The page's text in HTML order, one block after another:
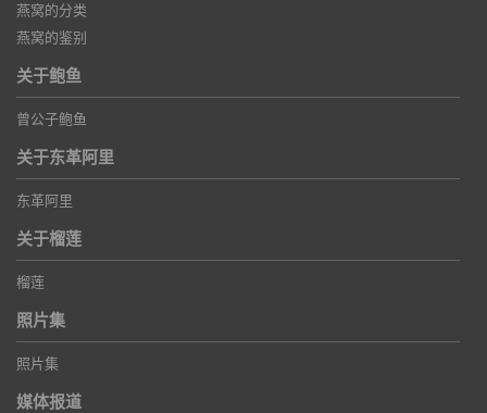
燕窝的分类
燕窝的鉴别
关于鲍鱼
曾公子鲍鱼
关于东革阿里
东革阿里
关于榴莲
榴莲
照片集
照片集
媒体报道